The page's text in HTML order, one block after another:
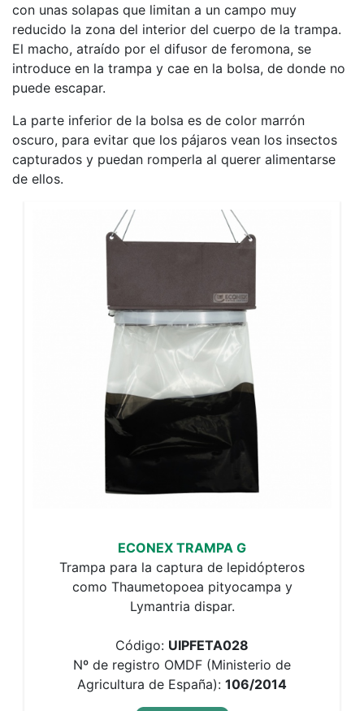
con unas solapas que limitan a un campo muy
reducido la zona del interior del cuerpo de la trampa.
El macho, atraído por el difusor de feromona, se
introduce en la trampa y cae en la bolsa, de donde no
puede escapar.
La parte inferior de la bolsa es de color marrón
oscuro, para evitar que los pájaros vean los insectos
capturados y puedan romperla al querer alimentarse
de ellos.
ECONEX TRAMPA G
Trampa para la captura de lepidópteros
como Thaumetopoea pityocampa y
Lymantria dispar.
Código: UIPFETA028
Nº de registro OMDF (Ministerio de
Agricultura de España): 106/2014